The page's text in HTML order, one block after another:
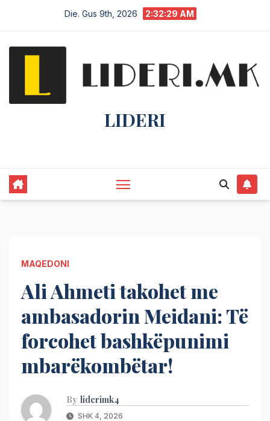
Die. Gus 9th, 2026 2:32:30 AM
LIDERI
MAQEDONI
Ali Ahmeti takohet me
ambasadorin Meidani: Të
forcohet bashkëpunimi
mbarëkombëtar!
By liderimk4
SHK 4, 2026